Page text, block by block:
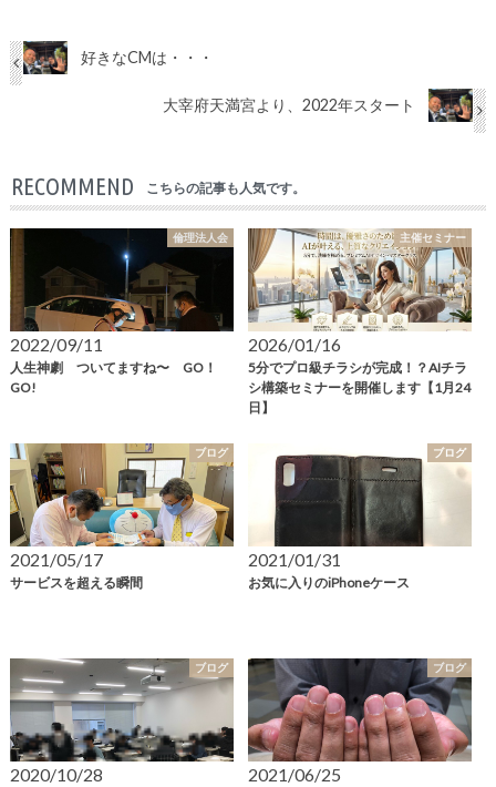
好きなCMは・・・
大宰府天満宮より、2022年スタート
RECOMMEND こちらの記事も人気です。
倫理法人会
2022/09/11
人生神劇 ついてますね〜 GO！
GO!
主催セミナー
2026/01/16
5分でプロ級チラシが完成！？AIチラ
シ構築セミナーを開催します【1月24
日】
ブログ
2021/05/17
サービスを超える瞬間
ブログ
2021/01/31
お気に入りのiPhoneケース
ブログ
2020/10/28
ブログ
2021/06/25